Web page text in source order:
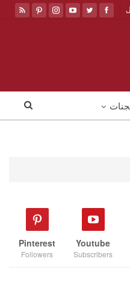
Youtube
Subscribers
Pinterest
Followers